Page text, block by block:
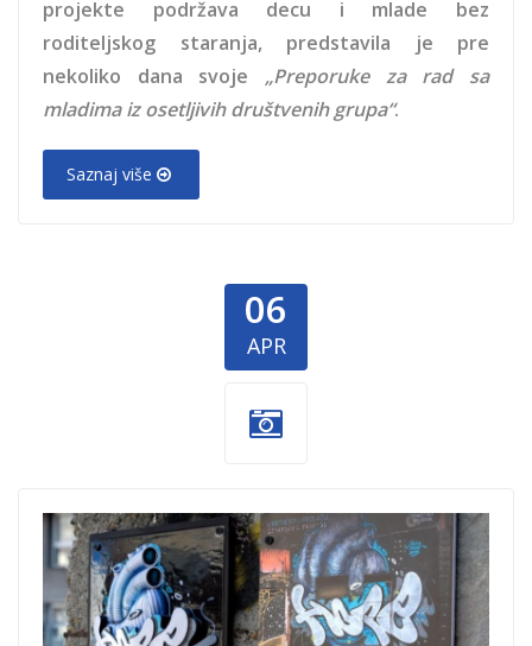
projekte podržava decu i mlade bez
roditeljskog staranja, predstavila je pre
nekoliko dana svoje „Preporuke za rad sa
mladima iz osetlјivih društvenih grupa“.
Saznaj više
06
APR
murali-slabovidi-
dobrocinitim.png